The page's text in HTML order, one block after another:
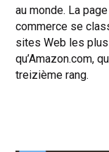
au monde. La
commerce se
sites Web les
qu’Amazon.com,
treizième rang.